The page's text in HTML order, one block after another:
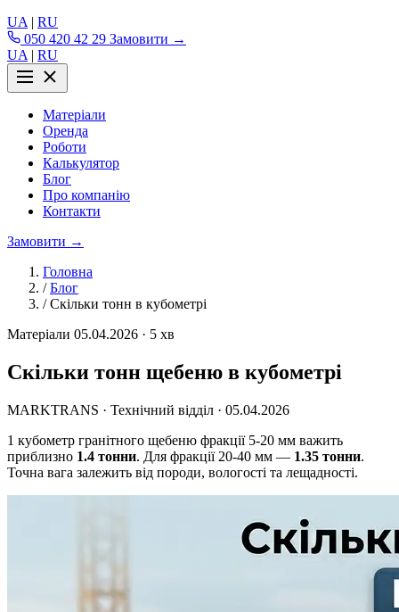
UA | RU
050 420 42 29 Замовити →
UA | RU
Матеріали
Оренда
Роботи
Калькулятор
Блог
Про компанію
Контакти
Замовити →
Головна
/ Блог
/ Скільки тонн в кубометрі
Матеріали 05.04.2026 · 5 хв
Скільки тонн щебеню в кубометрі
MARKTRANS · Технічний відділ · 05.04.2026
1 кубометр гранітного щебеню фракції 5-20 мм важить
приблизно 1.4 тонни. Для фракції 20-40 мм — 1.35 тонни.
Точна вага залежить від породи, вологості та лещадності.